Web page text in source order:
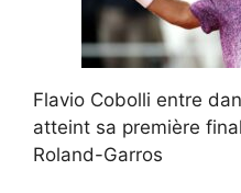
Flavio Cobolli entre
atteint sa première
Roland-Garros